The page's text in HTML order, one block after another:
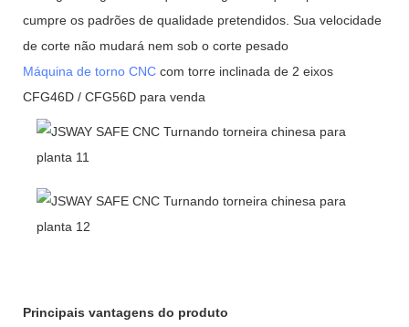
cumpre os padrões de qualidade pretendidos. Sua velocidade
de corte não mudará nem sob o corte pesado
Máquina de torno CNC com torre inclinada de 2 eixos
CFG46D / CFG56D para venda
Principais vantagens do produto